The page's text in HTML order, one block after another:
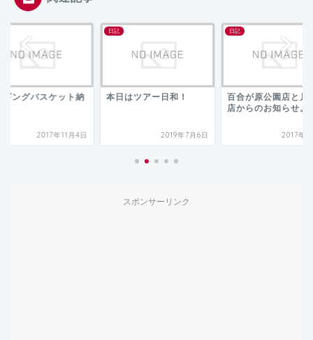
ギングバスケット納
2017年11月4日
日記
本日はツアー日和！
2019年7月6日
日記
百合が原公園店と月
店からのお知らせ。
2017年6
スポンサーリンク